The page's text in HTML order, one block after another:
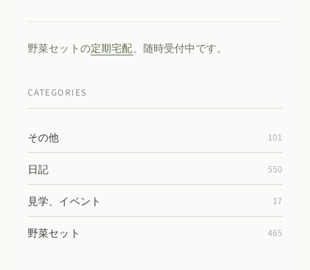
野菜セットの定期宅配 、随時受付中です。
CATEGORIES
その他 101
日記 550
見学、イベント 17
野菜セット 465